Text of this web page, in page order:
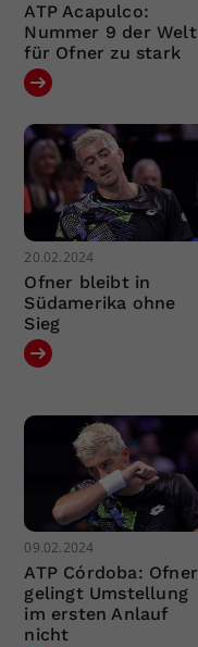
ATP Acapulco:
Nummer 9 der Welt
für Ofner zu stark
20.02.2024
Ofner bleibt in
Südamerika ohne
Sieg
09.02.2024
ATP Córdoba: Ofner
gelingt Umstellung
im ersten Anlauf
nicht